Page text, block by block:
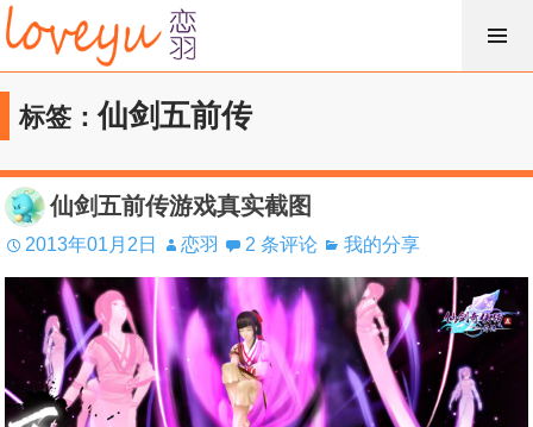
跳
过
内
容标签：仙剑五前传
仙剑五前传游戏真实截图
2013年01月2日 恋羽 2 条评论 我的分享